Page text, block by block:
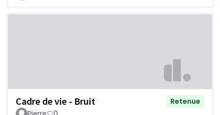
Cadre de vie - Bruit
Retenue